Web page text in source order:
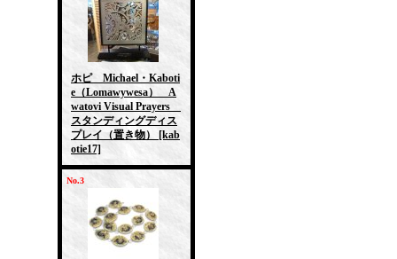
ホピ Michael・Kaboti
e（Lomawywesa） A
watovi Visual Prayers
スタンディングディス
プレイ（置き物）
[kab
otie17]
No.3